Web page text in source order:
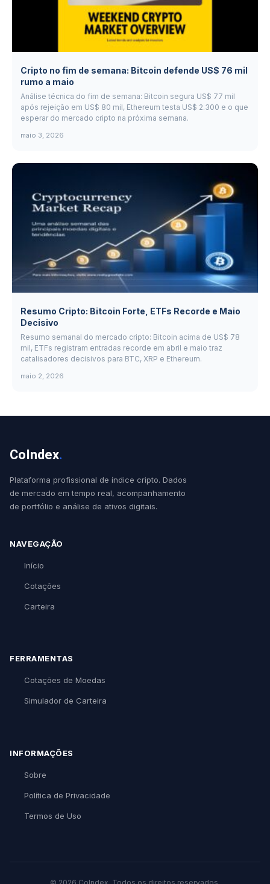
Cripto no fim de semana: Bitcoin defende US$ 76 mil
rumo a maio
Análise técnica do fim de semana: Bitcoin segura US$ 77 mil
após rejeição em US$ 80 mil, Ethereum testa US$ 2.300 e o que
esperar do mercado cripto na próxima semana.
maio 3, 2026
Resumo Cripto: Bitcoin Forte, ETFs Recorde e Maio
Decisivo
Resumo semanal do mercado cripto: Bitcoin acima de US$ 78
mil, ETFs registram entradas recorde em abril e maio traz
catalisadores decisivos para BTC, XRP e Ethereum.
maio 2, 2026
CoIndex.
Plataforma profissional de índice cripto. Dados
de mercado em tempo real, acompanhamento
de portfólio e análise de ativos digitais.
NAVEGAÇÃO
Início
Cotações
Carteira
FERRAMENTAS
Cotações de Moedas
Simulador de Carteira
INFORMAÇÕES
Sobre
Política de Privacidade
Termos de Uso